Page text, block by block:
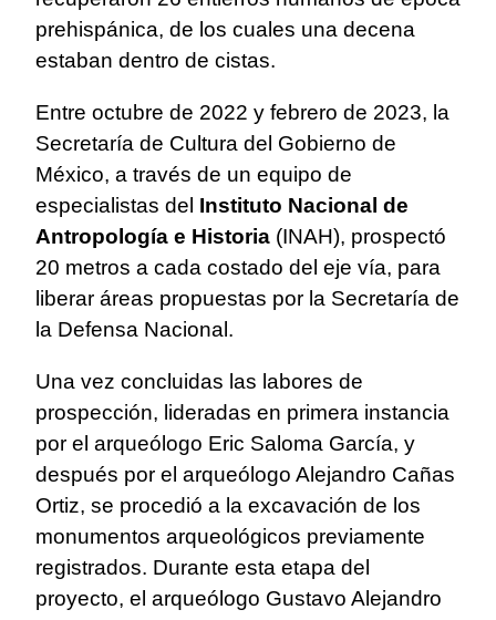
prehispánica, de los cuales una decena
estaban dentro de cistas.
Entre octubre de 2022 y febrero de 2023, la
Secretaría de Cultura del Gobierno de
México, a través de un equipo de
especialistas del Instituto Nacional de
Antropología e Historia (INAH), prospectó
20 metros a cada costado del eje vía, para
liberar áreas propuestas por la Secretaría de
la Defensa Nacional.
Una vez concluidas las labores de
prospección, lideradas en primera instancia
por el arqueólogo Eric Saloma García, y
después por el arqueólogo Alejandro Cañas
Ortiz, se procedió a la excavación de los
monumentos arqueológicos previamente
registrados. Durante esta etapa del
proyecto, el arqueólogo Gustavo Alejandro